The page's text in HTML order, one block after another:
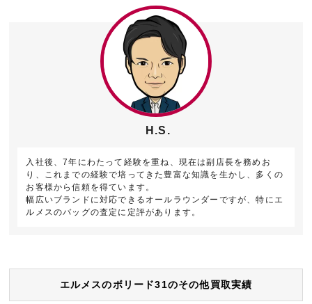
H.S.
入社後、7年にわたって経験を重ね、現在は副店長を務めお
り、これまでの経験で培ってきた豊富な知識を生かし、多くの
お客様から信頼を得ています。
幅広いブランドに対応できるオールラウンダーですが、特にエ
ルメスのバッグの査定に定評があります。
エルメスのボリード31のその他買取実績